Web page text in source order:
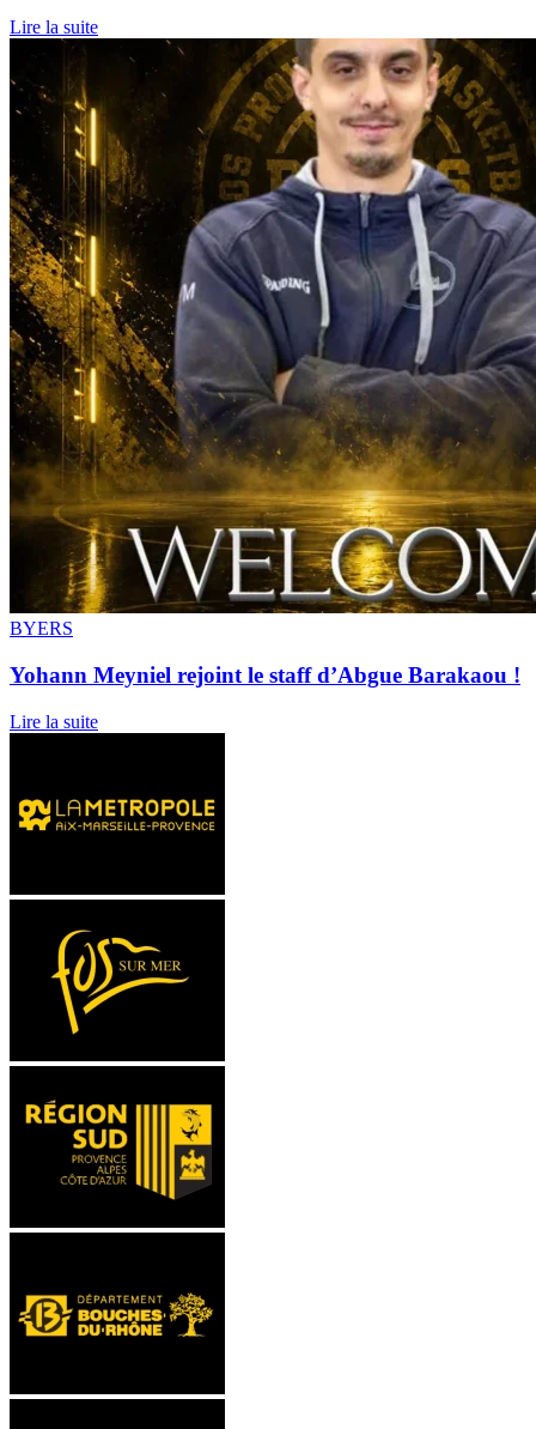
Lire la suite
BYERS
Yohann Meyniel rejoint le staff d’Abgue Barakaou !
Lire la suite